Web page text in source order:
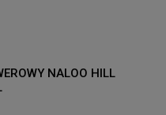
NALOO HILL